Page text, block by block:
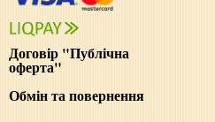
Договір "Публічна
оферта"
Обмін та повернення